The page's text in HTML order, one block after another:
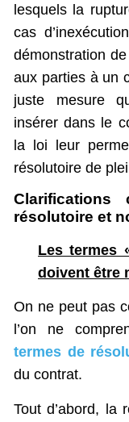
lesquels la
cas
démonstration
aux parties à un
juste mesure
insérer dans le
la loi leur
résolutoire de
Clarifications
résolutoire et
Les termes
doivent être
On ne peut pas
l’on ne
termes de
du contrat.
Tout d’abord, la